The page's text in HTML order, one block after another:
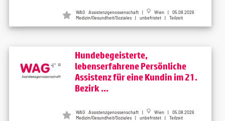
WAG Assistenzgenossenschaft |
Wien | 05.08.2026
Medizin/Gesundheit/Soziales | unbefristet | Teilzeit
Hundebegeisterte,
lebenserfahrene Persönliche
Assistenz für eine Kundin im 21.
Bezirk ...
WAG Assistenzgenossenschaft |
Wien | 05.08.2026
Medizin/Gesundheit/Soziales | unbefristet | Teilzeit